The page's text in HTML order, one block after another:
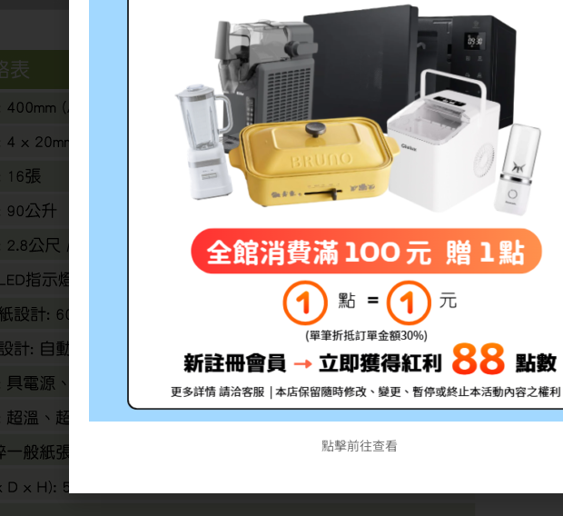
點擊前往查看